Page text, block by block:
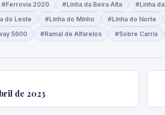
#Ferrovia 2020 #Linha da Beira Alta #Linha
do Leste #Linha do Minho #Linha do Norte
5600 #Ramal de Alfarelos #Sobre Carris
de 2023